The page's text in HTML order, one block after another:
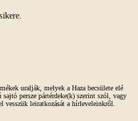
uralják, melyek a Haza becsülete elé
persze pártérdeke(k) szerint szól, vagy
leiratkozását a hírleveleinkről.